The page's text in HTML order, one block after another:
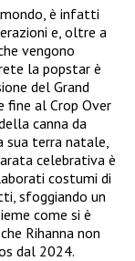
è infatti
e, oltre a
vengono
la popstar è
del Grand
fine al Crop Over
canna da
sua terra natale,
celebrativa è
costumi di
sfoggiando un
come si è
Rihanna non
dal 2024.